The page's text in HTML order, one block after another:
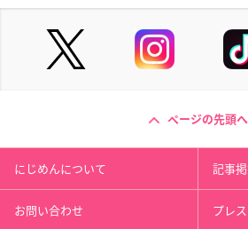
ページの先頭へ
にじめんについて 記事
お問い合わせ プレ